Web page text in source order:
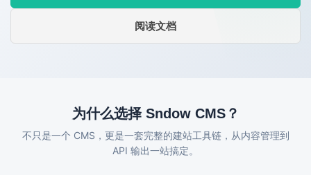
阅读文档
为什么选择 Sndow CMS？
不只是一个 CMS，更是一套完整的建站工具链，从内容管理到
API 输出一站搞定。